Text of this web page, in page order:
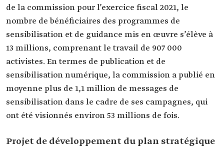
de la commission pour l’exercice fiscal 2021, le
nombre de bénéficiaires des programmes de
sensibilisation et de guidance mis en œuvre s’élève à
13 millions, comprenant le travail de 907 000
activistes. En termes de publication et de
sensibilisation numérique, la commission a publié en
moyenne plus de 1,1 million de messages de
sensibilisation dans le cadre de ses campagnes, qui
ont été visionnés environ 53 millions de fois.
Projet de développement du plan stratégique